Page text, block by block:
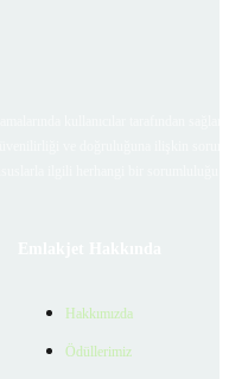
Hakkımızda
Ödüllerimiz